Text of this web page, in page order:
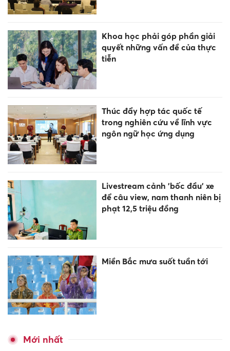
Khoa học phải góp phần giải
quyết những vấn đề của thực
tiễn
Thúc đẩy hợp tác quốc tế
trong nghiên cứu về lĩnh vực
ngôn ngữ học ứng dụng
Livestream cảnh 'bốc đầu' xe
để câu view, nam thanh niên bị
phạt 12,5 triệu đồng
Miền Bắc mưa suốt tuần tới
Mới nhất